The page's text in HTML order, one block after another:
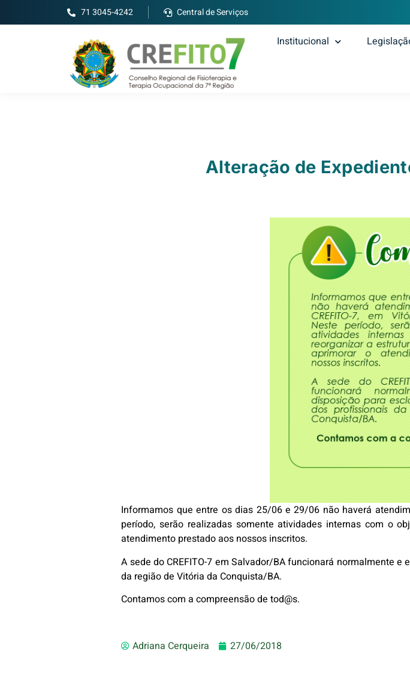
71 3045-4242 Central de Serviços
Institucional
Alteração de
Informamos que entre os dias 25/06 e 29/06 não haverá
período, serão realizadas somente atividades internas com o
atendimento prestado aos nossos inscritos.
A sede do CREFITO-7 em Salvador/BA funcionará normalmente
da região de Vitória da Conquista/BA.
Contamos com a compreensão de tod@s.
Adriana Cerqueira 27/06/2018